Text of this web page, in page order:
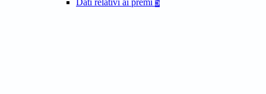
Dati relativi ai premi 5